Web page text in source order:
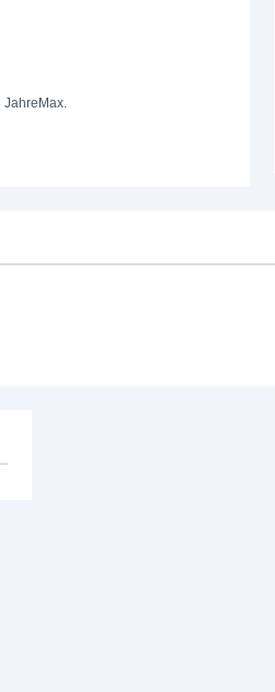
Jahre Max.